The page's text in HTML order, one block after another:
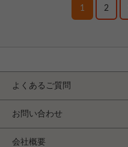
1 2
よくあるご質問
お問い合わせ
会社概要